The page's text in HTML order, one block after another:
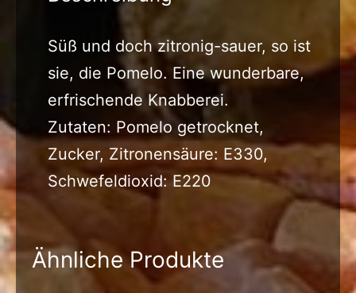
Süß und doch zitronig-sauer, so ist
sie, die Pomelo. Eine wunderbare,
erfrischende Knabberei.
Zutaten: Pomelo getrocknet,
Zucker, Zitronensäure: E330,
Schwefeldioxid: E220
Ähnliche Produkte